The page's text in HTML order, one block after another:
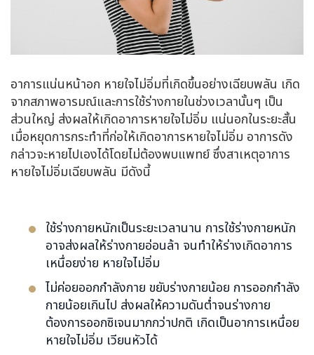
อาการแน่นหน้าอก หายใจไม่อิ่มที่เกิดขึ้นอย่างเฉียบพลัน เกิด
จากสภาพอารมณ์และการใช้ร่างกายในช่วงเวลานั้นๆ เป็น
ส่วนใหญ่ ส่งผลให้เกิดอาการหายใจไม่อิ่ม แน่นอกในระยะสั้น
เมื่อหยุดการกระทำที่ก่อให้เกิดอาการหายใจไม่อิ่ม อาการดัง
กล่าวจะหายไปเองได้โดยไม่ต้องพบแพทย์ ซึ่งสาเหตุอาการ
หายใจไม่อิ่มเฉียบพลัน มีดังนี้
ใช้ร่างกายหนักเป็นระยะเวลานาน การใช้ร่างกายหนัก
อาจส่งผลให้ร่างกายอ่อนล้า จนทำให้ร่างเกิดอาการ
เหนื่อยง่าย หายใจไม่อิ่ม
ไม่ค่อยออกกำลังกาย ขยับร่างกายน้อย การออกกำลัง
กายน้อยเกินไป ส่งผลให้ความดันต่ำจนร่างกาย
ต้องการออกซิเจนมากกว่าปกติ เกิดเป็นอาการเหนื่อย
หายใจไม่อิ่ม เวียนหัวได้